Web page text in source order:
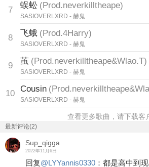
7 蜈蚣 (Prod.neverkilltheape)
SASIOVERLXRD - 赫鬼
8 飞蛾 (Prod.4Harry)
SASIOVERLXRD - 赫鬼
9 茧 (Prod.neverkilltheape&Wlao.T)
SASIOVERLXRD - 赫鬼
10 Cousin (
SASIOVERLXRD - 赫鬼
查看更多歌曲，请下载客
最新评论(2)
Sup_qigga
2022年11月6日
回复@LYYannis0330 ： 都是高中到